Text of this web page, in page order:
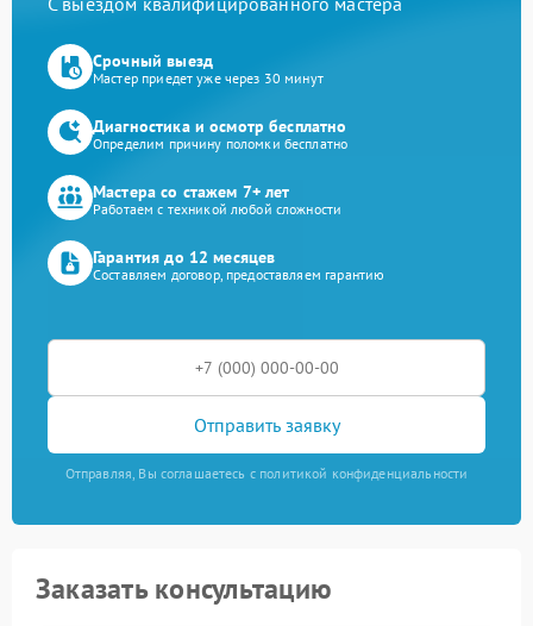
Срочный выезд
Мастер приедет уже через 30 минут
Диагностика и осмотр бесплатно
Определим причину поломки бесплатно
Мастера со стажем 7+ лет
Работаем с техникой любой сложности
Гарантия до 12 месяцев
Составляем договор, предоставляем гарантию
Отправить заявку
Отправляя, Вы соглашаетесь с политикой конфиденциальности
Заказать консультацию